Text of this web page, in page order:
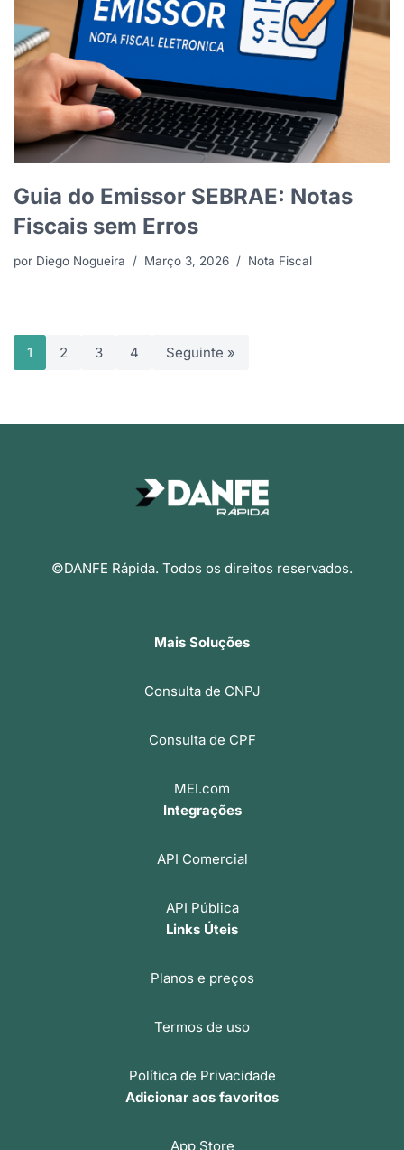
Guia do Emissor SEBRAE: Notas
Fiscais sem Erros
por Diego Nogueira Março 3, 2026 Nota Fiscal
1 2 3 4 Seguinte »
©DANFE Rápida. Todos os direitos reservados.
Mais Soluções
Consulta de CNPJ
Consulta de CPF
MEI.com
Integrações
API Comercial
API Pública
Links Úteis
Planos e preços
Termos de uso
Política de Privacidade
Adicionar aos favoritos
App Store